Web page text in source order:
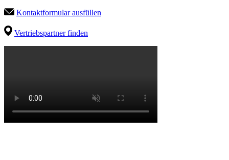
Kontaktformular ausfüllen
Vertriebspartner finden